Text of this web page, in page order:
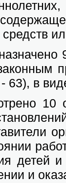
средств
63), в
10
де­тей
и